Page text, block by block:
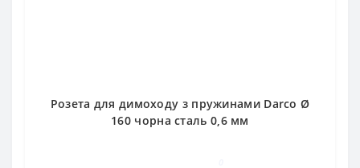
Розета для димоходу з пружинами Darco Ø
160 чорна сталь 0,6 мм